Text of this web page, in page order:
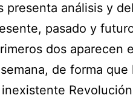
presenta análisis y
pasado y
dos aparecen
de forma que